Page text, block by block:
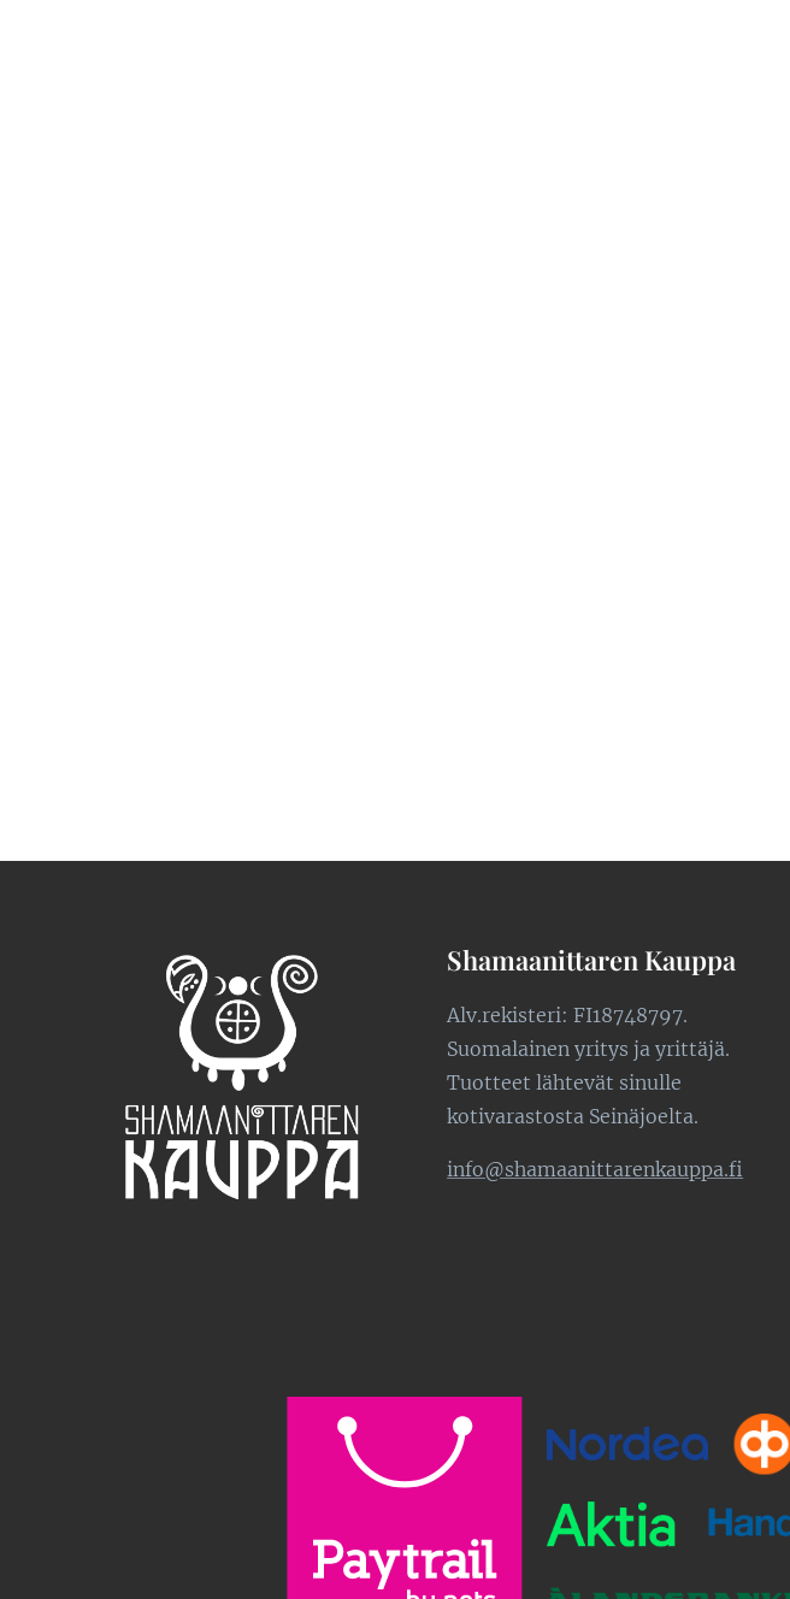
Shamaanittaren Kauppa
Alv.rekisteri: FI18748797.
Suomalainen yritys ja yrittäjä.
Tuotteet lähtevät sinulle
kotivarastosta Seinäjoelta.
info@shamaanittarenkauppa.fi